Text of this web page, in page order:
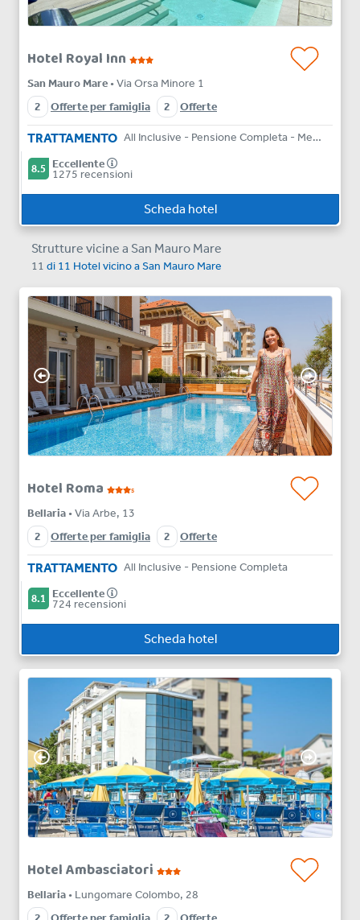
Hotel Royal Inn
San Mauro Mare • Via Orsa Minore 1
2
Offerte per famiglia 2 Offerte
TRATTAMENTO All Inclusive - Pensione Completa - Mezza Pensione - Bed & Breakfast
8.5 Eccellente
1275 recensioni
Scheda hotel
Strutture vicine a San Mauro Mare
11 di 11 Hotel vicino aSan Mauro Mare
Hotel Roma s
Bellaria • Via Arbe, 13
2
Offerte per famiglia 2 Offerte
TRATTAMENTO All Inclusive - Pensione Completa
8.1 Eccellente
724 recensioni
Scheda hotel
Hotel Ambasciatori
Bellaria • Lungomare Colombo, 28